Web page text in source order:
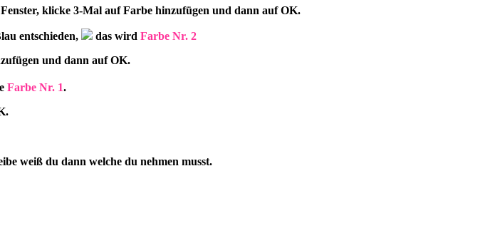
klicke 3-Mal auf Farbe hinzufügen und dann auf OK.
entschieden, das wird Farbe Nr. 2
und dann auf OK.
Farbe Nr. 1.
weiß du dann welche du nehmen musst.